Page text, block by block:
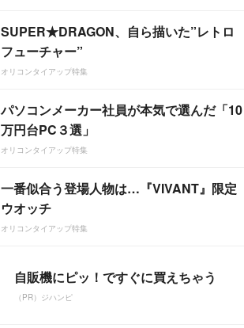
SUPER★DRAGON、自ら描いた”レトロ
フューチャー”
オリコンタイアップ特集
パソコンメーカー社員が本気で選んだ「10
万円台PC３選」
オリコンタイアップ特集
一番似合う登場人物は…『VIVANT』限定
ウオッチ
オリコンタイアップ特集
自販機にピッ！ですぐに買えちゃう
（PR）ジハンピ